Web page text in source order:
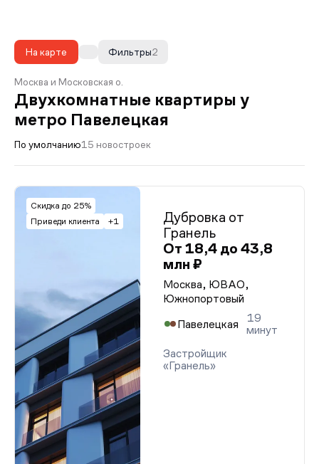
На карте 2
Фильтры
Москва и Московская о.
Двухкомнатные квартиры у
метро Павелецкая
По умолчанию15 новостроек
Скидка до 25%
Приведи клиента
+1
Дубровка от
Гранель
От 18,4 до 43,8
млн ₽
Москва, ЮВАО,
Южнопортовый
Павелецкая
19
минут
Застройщик
«Гранель»